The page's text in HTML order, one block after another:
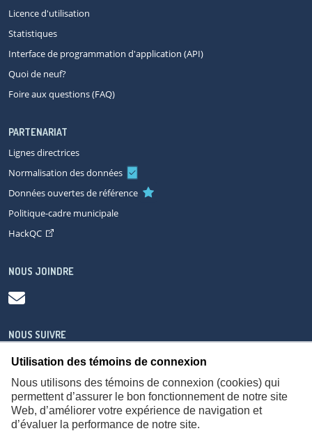
Utilisation des témoins de connexion
Nous utilisons des témoins de connexion (cookies) qui
permettent d’assurer le bon fonctionnement de notre site
Web, d’améliorer votre expérience de navigation et
d’évaluer la performance de notre site.
Licence d'utilisation
Statistiques
Interface de programmation d'application (API)
Quoi de neuf?
Foire aux questions (FAQ)
PARTENARIAT
Lignes directrices
Normalisation des données
Données ouvertes de référence
Politique-cadre municipale
HackQC
NOUS JOINDRE
NOUS SUIVRE
À propos Accessibilité Plan du site Consignes de sécurité